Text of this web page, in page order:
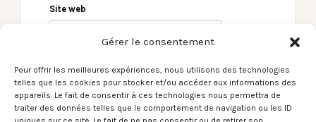
Gérer le consentement
Pour offrir les meilleures expériences, nous utilisons des technologies
telles que les cookies pour stocker et/ou accéder aux informations des
appareils. Le fait de consentir à ces technologies nous permettra de
traiter des données telles que le comportement de navigation ou les ID
Site web